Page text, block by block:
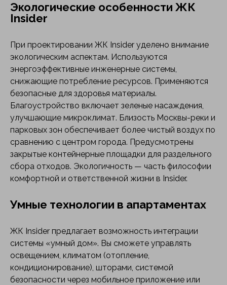
Экологические особенности ЖК
Insider
При проектировании ЖК Insider уделено внимание
экологическим аспектам. Используются
энергоэффективные инженерные системы,
снижающие потребление ресурсов. Применяются
безопасные для здоровья материалы.
Благоустройство включает зеленые насаждения,
улучшающие микроклимат. Близость Москвы-реки и
парковых зон обеспечивает более чистый воздух по
сравнению с центром города. Предусмотрены
закрытые контейнерные площадки для раздельного
сбора отходов. Экологичность — часть философии
комфортной и ответственной жизни в Insider.
Умные технологии в апартаментах
ЖК Insider предлагает возможность интеграции
системы «умный дом». Вы сможете управлять
освещением, климатом (отопление,
кондиционирование), шторами, системой
безопасности через мобильное приложение или